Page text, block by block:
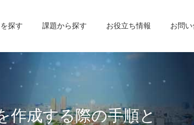
探す 課題から探す お役立ち情報 お問
作成する際の手順と